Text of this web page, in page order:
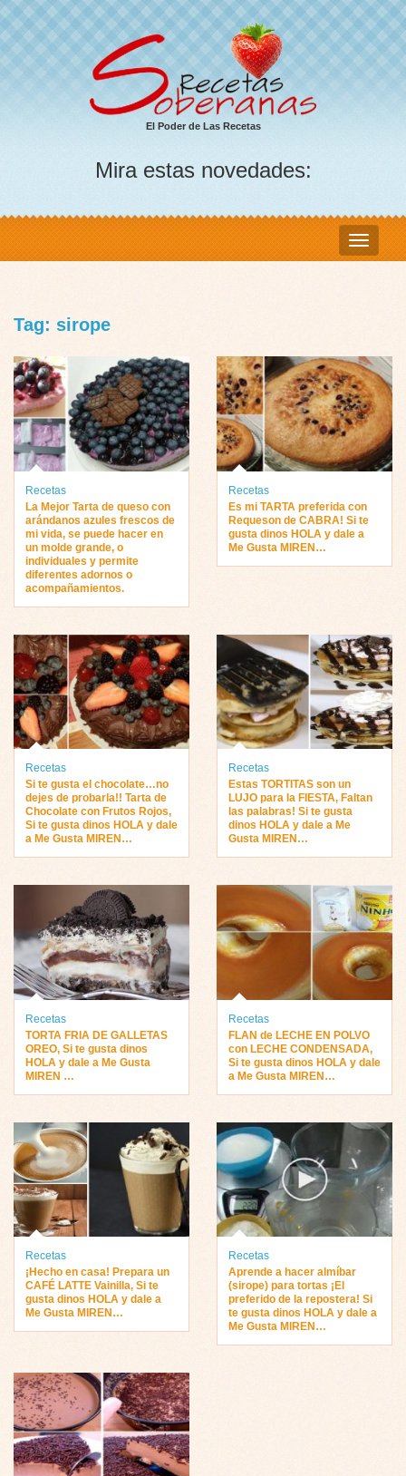
El Poder de Las Recetas
Mira estas novedades:
Tag: sirope
Recetas
La Mejor Tarta de queso con
arándanos azules frescos de
mi vida, se puede hacer en
un molde grande, o
individuales y permite
diferentes adornos o
acompañamientos.
Recetas
Es mi TARTA preferida con
Requeson de CABRA! Si te
gusta dinos HOLA y dale a
Me Gusta MIREN…
Recetas
Si te gusta el chocolate…no
dejes de probarla!! Tarta de
Chocolate con Frutos Rojos,
Si te gusta dinos HOLA y dale
a Me Gusta MIREN…
Recetas
Estas TORTITAS son un
LUJO para la FIESTA, Faltan
las palabras! Si te gusta
dinos HOLA y dale a Me
Gusta MIREN…
Recetas
TORTA FRIA DE GALLETAS
OREO, Si te gusta dinos
HOLA y dale a Me Gusta
MIREN …
Recetas
FLAN de LECHE EN POLVO
con LECHE CONDENSADA,
Si te gusta dinos HOLA y dale
a Me Gusta MIREN…
Recetas
¡Hecho en casa! Prepara un
CAFÉ LATTE Vainilla, Si te
gusta dinos HOLA y dale a
Me Gusta MIREN…
Recetas
Aprende a hacer almíbar
(sirope) para tortas ¡El
preferido de la repostera! Si
te gusta dinos HOLA y dale a
Me Gusta MIREN…